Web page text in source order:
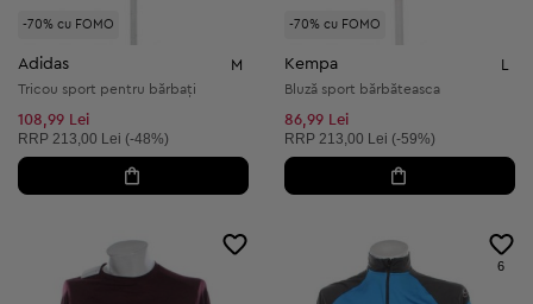
-70% cu FOMO
Adidas M
Tricou sport pentru bărbați
108,99 Lei
Preț recomandat:
RRP 213,00 Lei (-48%)
-70% cu FOMO
Kempa
Bluză sport bărbăteasca
86,99 Lei
Preț recomandat:
RRP 213,00 Lei (-59%)
6